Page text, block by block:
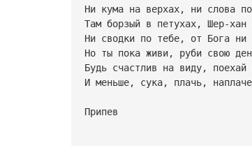
Ни кума на верхах, ни слова
Там борзый в петухах, Шер-хан
Ни сводки по тебе, от Бога
Но ты пока живи, руби свою
Будь счастлив на виду, поехай
И меньше, сука, плачь,
Припев